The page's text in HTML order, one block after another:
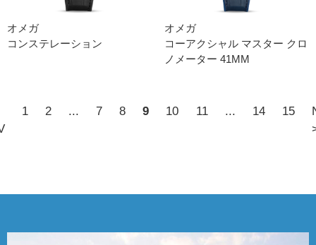
オメガ
コンステレーション
オメガ
コーアクシャル マスター クロ
ノメーター 41M M
1 2 ... 7 8 9 10 11 ... 14 15